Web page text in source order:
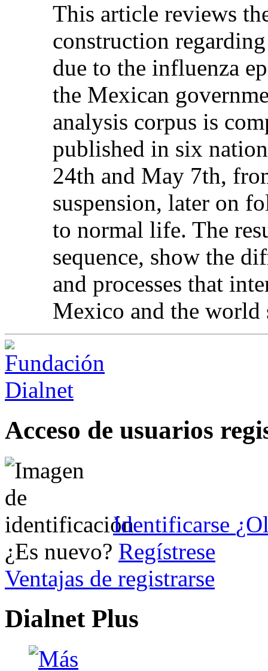
This article reviews
construction
due to the influenza
the Mexican
analysis corpus is
published in six
24th and May 7th,
suspension, later on
to normal life. The
sequence, show the
and processes that
Mexico and the world
Acceso de usuarios
Identificarse
¿Es nuevo? Regístrese
Ventajas de registrarse
Dialnet Plus